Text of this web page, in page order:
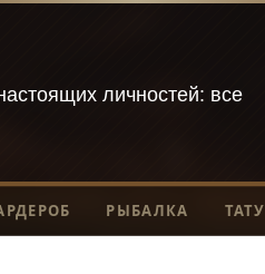
личностей: все
РЫБАЛКА ТАТУ